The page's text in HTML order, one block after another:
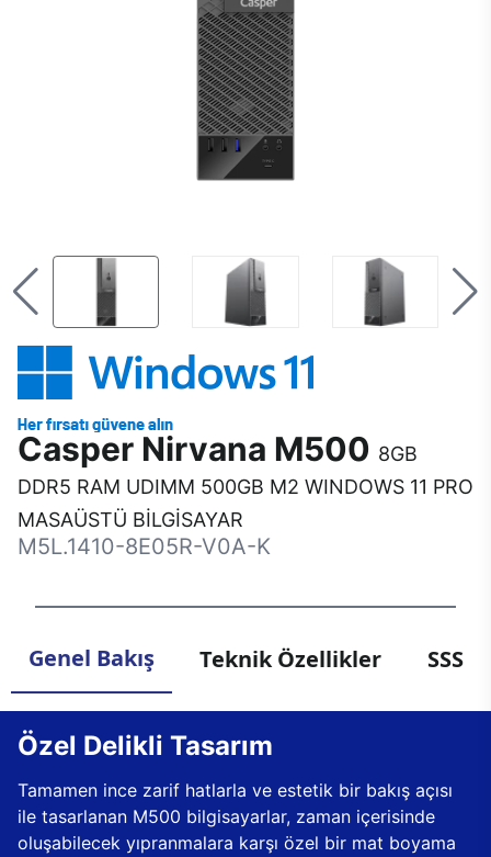
Casper Nirvana M500 8GB
DDR5 RAM UDIMM 500GB M2 WINDOWS 11 PRO
MASAÜSTÜ BİLGİSAYAR
M5L.1410-8E05R-V0A-K
Genel Bakış Teknik Özellikler SSS
Özel Delikli Tasarım
Tamamen ince zarif hatlarla ve estetik bir bakış açısı
ile tasarlanan M500 bilgisayarlar, zaman içerisinde
oluşabilecek yıpranmalara karşı özel bir mat boyama